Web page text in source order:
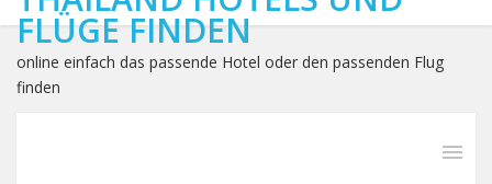
FLÜGE FINDEN
online einfach das passende Hotel oder den passenden Flug
finden